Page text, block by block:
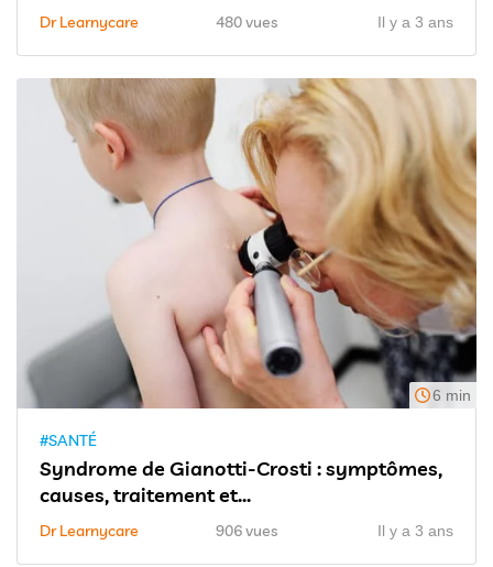
Dr Learnycare 480 vues Il y a 3 ans
6 min
#SANTÉ
Syndrome de Gianotti-Crosti : symptômes,
causes, traitement et...
Dr Learnycare 906 vues Il y a 3 ans